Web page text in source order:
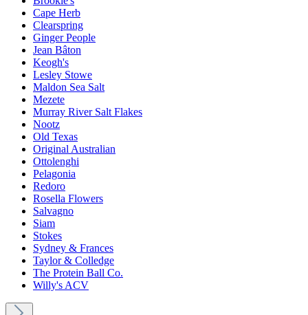
Cape Herb
Clearspring
Ginger People
Jean Bâton
Keogh's
Lesley Stowe
Maldon Sea Salt
Mezete
Murray River Salt Flakes
Nootz
Old Texas
Original Australian
Ottolenghi
Pelagonia
Redoro
Rosella Flowers
Salvagno
Siam
Stokes
Sydney & Frances
Taylor & Colledge
The Protein Ball Co.
Willy's ACV